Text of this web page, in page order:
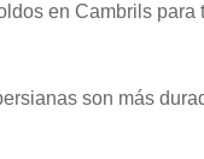
en Cambrils para
son más